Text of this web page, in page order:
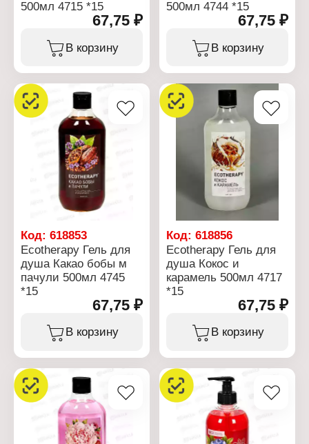
лимон
Вид линейки: Сода-
Форма выпуска: порошок
Вес: 480 г
Линейка: Professional
Серия: Сода-эффект
Аромат: "Грейпфрут и
лимон"
500мл 4715 *15
67,75 ₽
В корзину
500мл 4744 *15
67,75 ₽
В корзину
Код: 618853
Ecotherapy Гель для
душа Какао бобы м
пачули 500мл 4745
*15
67,75 ₽
В корзину
Код:618856
Ecotherapy Гель для
душа Кокос и
карамель 500мл 4717
*15
67,75 ₽
В корзину